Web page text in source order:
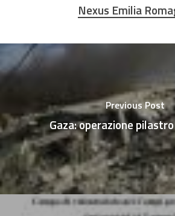
Nexus Emilia
Previous Post
Gaza: operazione